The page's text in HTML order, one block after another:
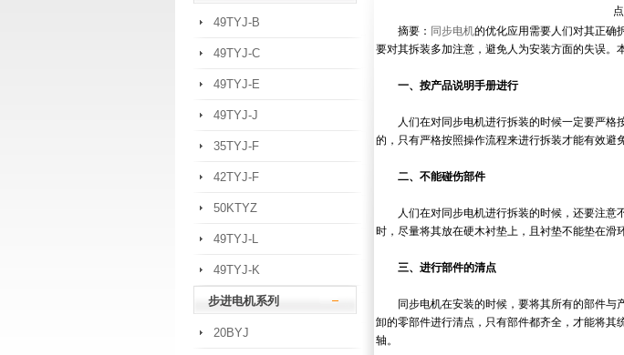
49TYJ-B
49TYJ-C
49TYJ-E
49TYJ-J
35TYJ-F
42TYJ-F
50KTYZ
49TYJ-L
49TYJ-K
步进电机系列
20BYJ
摘要： 同步电机的优化应用需要人们对其正确
要对其拆装多加注意，避免人为安装方面的失误。
一、按产品说明手册进行
人们在对同步电机进行拆装的时候一定要严格
的，只有严格按照操作流程来进行拆装才能有效避
二、不能碰伤部件
人们在对同步电机进行拆装的时候，还要注意
时，尽量将其放在硬木衬垫上，且衬垫不能垫在滑
三、进行部件的清点
同步电机在安装的时候，要将其所有的部件与
卸的零部件进行清点，只有部件都齐全，才能将其
轴。